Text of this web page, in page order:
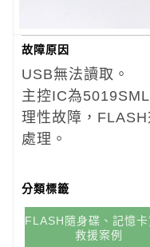
故障原因
USB無法讀取。
主控IC為
理性故障，
處理。
分類標籤
FLASH隨身碟、記憶
救援案例